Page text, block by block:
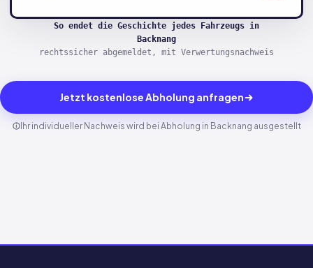
So endet die Geschichte jedes Fahrzeugs in
Backnang
rechtssicher abgemeldet, mit Verwertungsnachweis
Jetzt kostenlose Abholung anfragen
Ihr individueller Nachweis wird bei Abholung in Backnang ausgestellt